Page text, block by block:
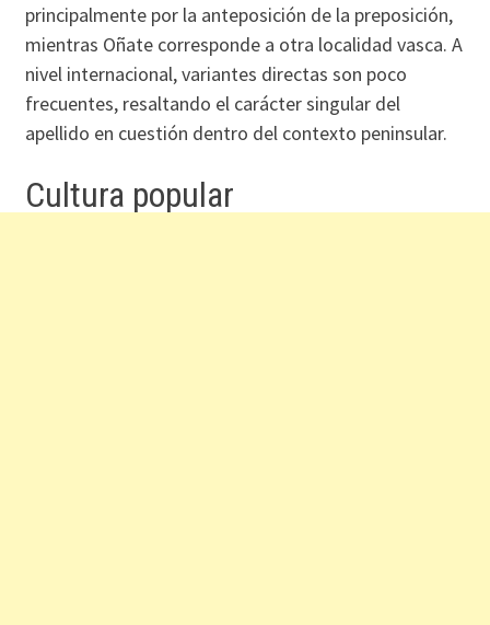
principalmente por la anteposición de la preposición,
mientras Oñate corresponde a otra localidad vasca. A
nivel internacional, variantes directas son poco
frecuentes, resaltando el carácter singular del
apellido en cuestión dentro del contexto peninsular.
Cultura popular